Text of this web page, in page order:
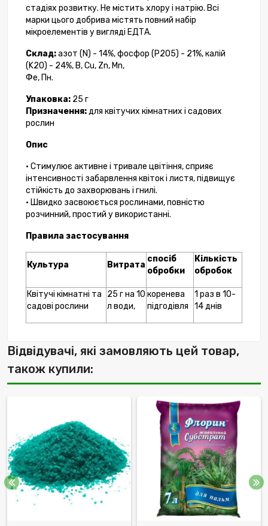
стадіях розвитку. Не містить хлору і натрію. Всі
марки цього добрива містять повний набір
мікроелементів у вигляді ЕДТА.
Склад:азот (N) - 14%, фосфор (P2O5) - 21%, калій
(K2O) - 24%, B, Cu, Zn, Mn,
Фе, Пн.
Упаковка: 25 г
Призначення:для квітучих кімнатних і садових
рослин
Опис
• Стимулює активне і тривале цвітіння, сприяє
інтенсивності забарвлення квіток і листя, підвищує
стійкість до захворювань і гнилі.
• Швидко засвоюється рослинами, повністю
розчинний, простий у використанні.
Правила застосування
Культура Витрата
спосіб
обробки
Кількість
обробок
Квітучі кімнатні та
садові рослини
25 г на 10
л води,
коренева
підгодівля
1 раз в 10-
14 днів
Відвідувачі, які замовляють цей товар,
також купили: